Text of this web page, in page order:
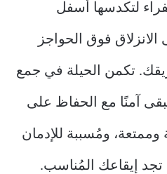
لتكدسها أسفل
فوق الحواجز
تكمن الحيلة في جمع
آمنًا مع الحفاظ على
ومُسببة للإدمان
إيقاعك المُناسب.